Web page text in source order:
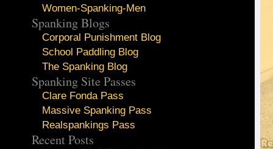
Women-Spanking-Men
Spanking Blogs
Corporal Punishment Blog
School Paddling Blog
The Spanking Blog
Spanking Site Passes
Clare Fonda Pass
Massive Spanking Pass
Realspankings Pass
Recent Posts